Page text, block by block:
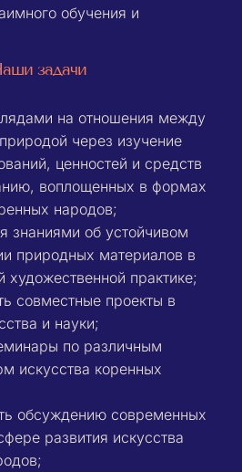
обучения и
задачи
на отношения между
через изучение
ценностей и средств
воплощенных в формах
народов;
знаниями об устойчивом
природных материалов в
художественной практике;
совместные проекты в
и науки;
по различным
искусства коренных
обсуждению современных
развития искусства